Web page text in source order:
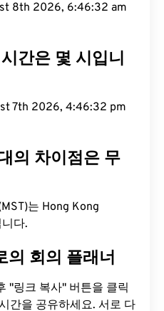
8th 2026, 6:46:33 am
간은 몇 시입니
7th 2026, 4:46:33 pm
의 차이점은 무
는 Hong Kong
다.
의 회의 플래너
"링크 복사" 버튼을 클릭
간을 공유하세요. 서로 다